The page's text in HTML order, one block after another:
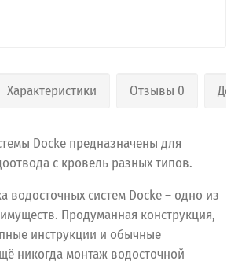
Характеристики Отзывы 0
Docke предназначены для
с кровель разных типов.
водосточных систем Docke – одно из
Продуманная конструкция,
инструкции и обычные
никогда монтаж водосточной